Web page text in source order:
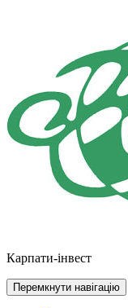
Карпати-інвест
Перемкнути навігацію